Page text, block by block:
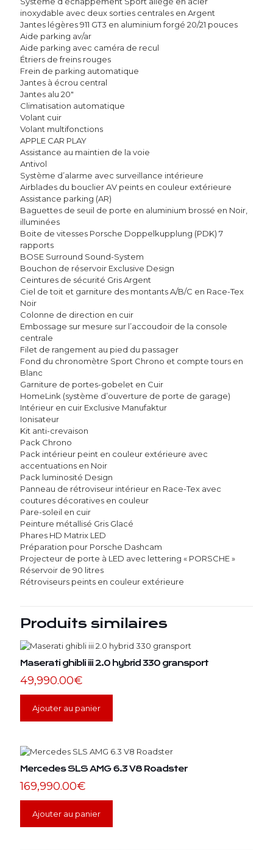
inoxydable avec deux sorties centrales en Argent
Jantes légères 911 GT3 en aluminium forgé 20/21 pouces
Aide parking av/ar
Aide parking avec caméra de recul
Étriers de freins rouges
Frein de parking automatique
Jantes à écrou central
Jantes alu 20″
Climatisation automatique
Volant cuir
Volant multifonctions
APPLE CAR PLAY
Assistance au maintien de la voie
Antivol
Système d’alarme avec surveillance intérieure
Airblades du bouclier AV peints en couleur extérieure
Assistance parking (AR)
Baguettes de seuil de porte en aluminium brossé en Noir,
illuminées
Boite de vitesses Porsche Doppelkupplung (PDK) 7
rapports
BOSE Surround Sound-System
Bouchon de réservoir Exclusive Design
Ceintures de sécurité Gris Argent
Ciel de toit et garniture des montants A/B/C en Race-Tex
Noir
Colonne de direction en cuir
Embossage sur mesure sur l’accoudoir de la console
centrale
Filet de rangement au pied du passager
Fond du chronomètre Sport Chrono et compte tours en
Blanc
Garniture de portes-gobelet en Cuir
HomeLink (système d’ouverture de porte de garage)
Intérieur en cuir Exclusive Manufaktur
Ionisateur
Kit anti-crevaison
Pack Chrono
Pack intérieur peint en couleur extérieure avec
accentuations en Noir
Pack luminosité Design
Panneau de rétroviseur intérieur en Race-Tex avec
coutures décoratives en couleur
Pare-soleil en cuir
Peinture métallisé Gris Glacé
Phares HD Matrix LED
Préparation pour Porsche Dashcam
Projecteur de porte à LED avec lettering « PORSCHE »
Réservoir de 90 litres
Rétroviseurs peints en couleur extérieure
Produits similaires
Maserati ghibli iii 2.0 hybrid 330 gransport
49,990.00€
Ajouter au panier
Mercedes SLS AMG 6.3 V8 Roadster
169,990.00€
Ajouter au panier